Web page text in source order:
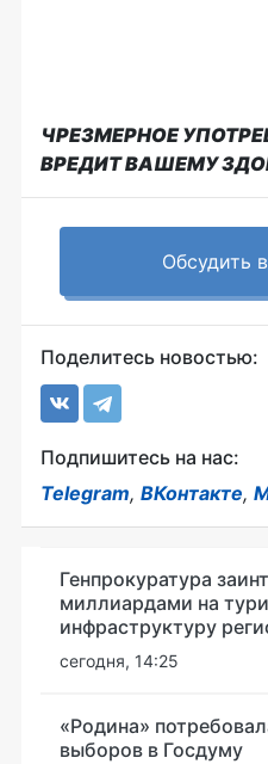
ЧРЕЗМЕРНОЕ
ВРЕДИТ ВАШЕМУ
Обсудить
Поделитесь новостью:
Подпишитесь на нас:
Telegram, ВКонтакте,
Генпрокуратура
миллиардами на
инфраструктуру
сегодня, 14:25
«Родина»
выборов в Госдуму